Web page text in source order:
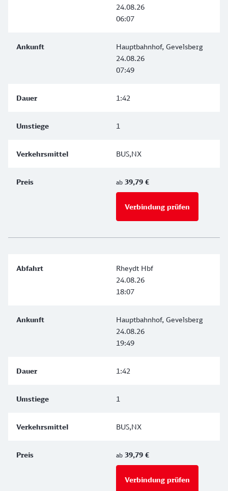
24.08.26
06:07
Hauptbahnhof, Gevelsberg
24.08.26
07:49
1:42
1
BUS,NX
ab 39,79 €
Verbindung prüfen
Rheydt Hbf
24.08.26
18:07
Hauptbahnhof, Gevelsberg
24.08.26
19:49
1:42
1
BUS,NX
ab 39,79 €
Verbindung prüfen